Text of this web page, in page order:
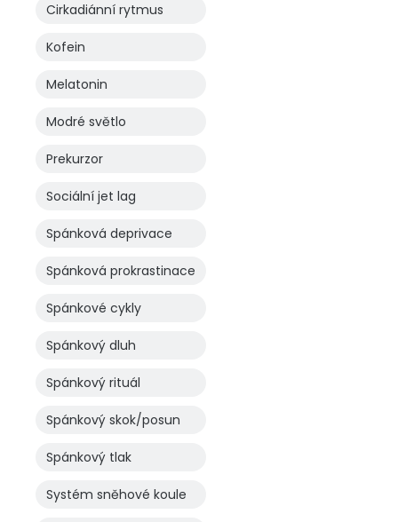
Cirkadiánní rytmus
Kofein
Melatonin
Modré světlo
Prekurzor
Sociální jet lag
Spánková deprivace
Spánková prokrastinace
Spánkové cykly
Spánkový dluh
Spánkový rituál
Spánkový skok/posun
Spánkový tlak
Systém sněhové koule